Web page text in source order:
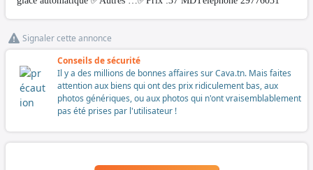
Signaler cette annonce
Conseils de sécurité
Il y a des millions de bonnes affaires sur Cava.tn. Mais faites
attention aux biens qui ont des prix ridiculement bas, aux
photos génériques, ou aux photos qui n'ont vraisemblablement
pas été prises par l'utilisateur !